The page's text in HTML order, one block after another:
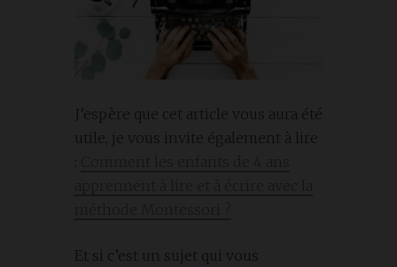
J’espère que cet article vous aura été
utile, je vous invite également à lire
:
Et si c’est un sujet qui vous